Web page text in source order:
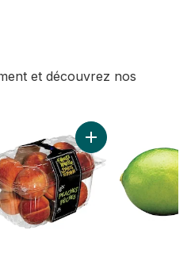
et découvrez nos
anglais au panier
Ajouter Pêches au